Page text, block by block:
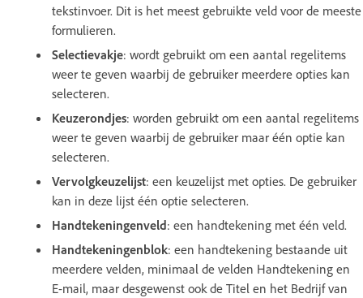
tekstinvoer. Dit is het meest gebruikte veld voor de meeste
formulieren.
Selectievakje: wordt gebruikt om een aantal regelitems
weer te geven waarbij de gebruiker meerdere opties kan
selecteren.
Keuzerondjes: worden gebruikt om een aantal regelitems
weer te geven waarbij de gebruiker maar één optie kan
selecteren.
Vervolgkeuzelijst: een keuzelijst met opties. De gebruiker
kan in deze lijst één optie selecteren.
Handtekeningenveld: een handtekening met één veld.
Handtekeningenblok: een handtekening bestaande uit
meerdere velden, minimaal de velden Handtekening en
E-mail, maar desgewenst ook de Titel en het Bedrijf van